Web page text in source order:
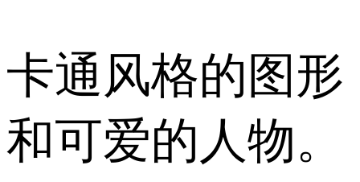
卡通风格的图形
和可爱的人物。